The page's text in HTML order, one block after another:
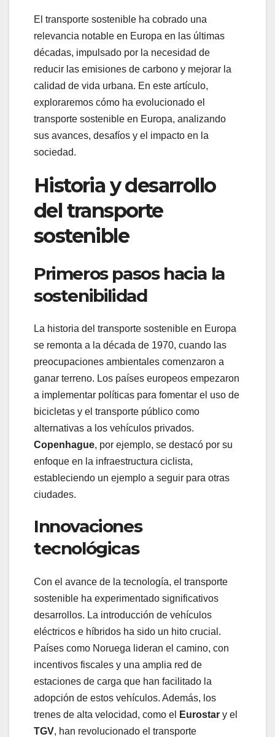
El transporte sostenible ha cobrado una
relevancia notable en Europa en las últimas
décadas, impulsado por la necesidad de
reducir las emisiones de carbono y mejorar la
calidad de vida urbana. En este artículo,
exploraremos cómo ha evolucionado el
transporte sostenible en Europa, analizando
sus avances, desafíos y el impacto en la
sociedad.
Historia y desarrollo
del transporte
sostenible
Primeros pasos hacia la
sostenibilidad
La historia del transporte sostenible en Europa
se remonta a la década de 1970, cuando las
preocupaciones ambientales comenzaron a
ganar terreno. Los países europeos empezaron
a implementar políticas para fomentar el uso de
bicicletas y el transporte público como
alternativas a los vehículos privados.
Copenhague, por ejemplo, se destacó por su
enfoque en la infraestructura ciclista,
estableciendo un ejemplo a seguir para otras
ciudades.
Innovaciones
tecnológicas
Con el avance de la tecnología, el transporte
sostenible ha experimentado significativos
desarrollos. La introducción de vehículos
eléctricos e híbridos ha sido un hito crucial.
Países como Noruega lideran el camino, con
incentivos fiscales y una amplia red de
estaciones de carga que han facilitado la
adopción de estos vehículos. Además, los
trenes de alta velocidad, como el
Eurostar y el
TGV, han revolucionado el transporte